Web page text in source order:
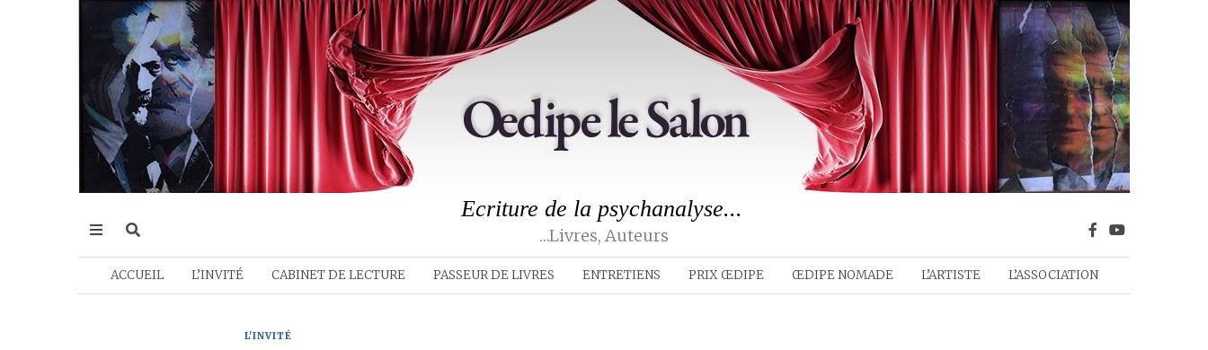
Ecriture de la psychanalyse...
…livres, Auteurs
ACCUEIL L’INVITÉ CABINET DE LECTURE PASSEUR DE LIVRES ENTRETIENS PRIX ŒDIPE ŒDIPE NOMADE L’ARTISTE L’ASSOCIATION
L'INVITÉ